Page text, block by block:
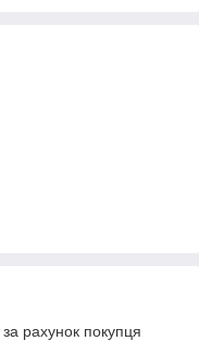
рахунок покупця